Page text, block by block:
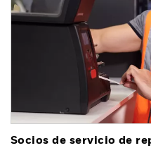
Socios de servicio de